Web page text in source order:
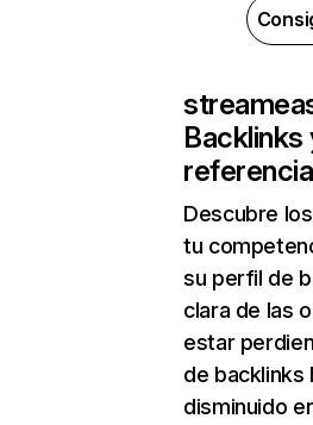
Backlinks
referencia
Descubre
tu
su perfil de
clara de las
estar
de backlinks
disminuido